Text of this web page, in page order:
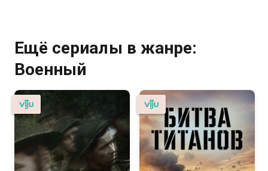
Ещё сериалы в жанре:
Военный